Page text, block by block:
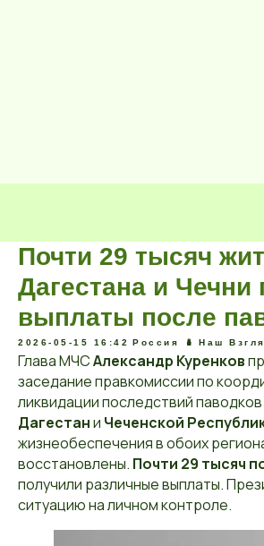
Почти 29 тысяч
Дагестана и Чечни
выплаты после
2026-05-15 16:42 Россия 🪆 Наш
Глава МЧСАлександр Куренков
заседание правкомиссии по
ликвидации последствий паводков
Дагестани Чеченской
жизнеобеспечения в обоих
восстановлены. Почти 29 тысяч
получили различные выплаты.
ситуацию на личном контроле.